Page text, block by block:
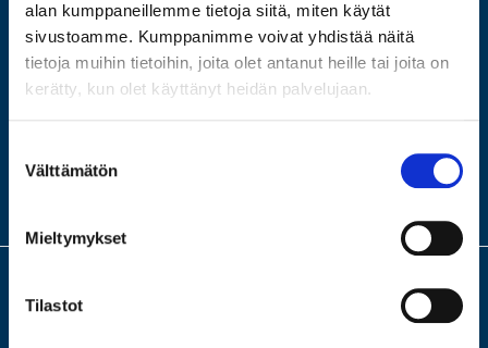
alan kumppaneillemme tietoja siitä, miten käytät
sivustoamme. Kumppanimme voivat yhdistää näitä
tietoja muihin tietoihin, joita olet antanut heille tai joita on
kerätty, kun olet käyttänyt heidän palvelujaan.
valinta
Välttämätön
Mieltymykset
Tilastot
ARVIO
LAINAA
MYY
HUUTOKAUPPA
Meillä saat arvion ja lainaa arvotavaroistasi. Turvallinen ja fiksu laina,